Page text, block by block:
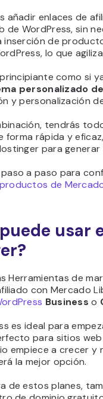
añadir enlaces de
de WordPress, sin
inserción de
lo que
como si
personalizado
y personalización
tendrás
forma rápida y
para generar
paso a paso para
de
usar
Herramientas de
con Mercado
Businesso
es ideal para
para sitios
empiece a crecer y
la mejor opción.
de estos planes,